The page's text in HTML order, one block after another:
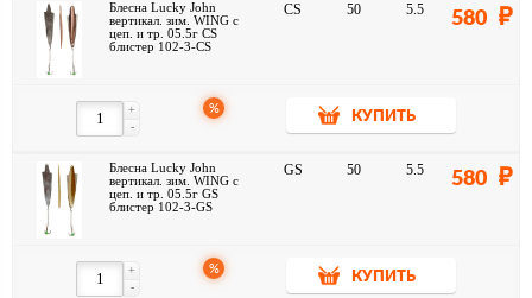
Блесна Lucky John
вертикал. зим. WING с
цеп. и тр. 05.5г CS
блистер 102-3-CS
CS 50 5.5 580
-
+ %
КУПИТЬ
Блесна Lucky John
вертикал. зим. WING с
цеп. и тр. 05.5г GS
блистер 102-3-GS
GS 50 5.5 580
-
+ %
КУПИТЬ